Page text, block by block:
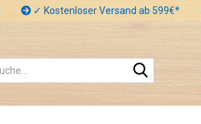
✓ Kostenloser Versand ab 599€*